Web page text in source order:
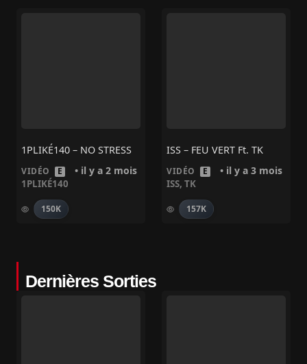
1PLIKÉ140 – NO STRESS
VIDÉO E • il y a 2 mois
1PLIKÉ140
150K
ISS – FEU VERT Ft. TK
VIDÉO E • il y a 3 mois
ISS, TK
157K
Dernières Sorties